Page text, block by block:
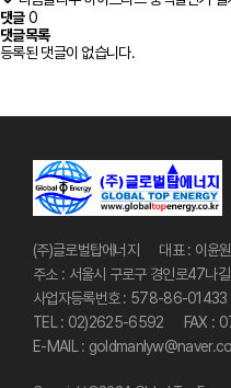
댓글0
댓글목록
등록된 댓글이 없습니다.
사이트 정보
(주)글로벌탑에너지
대표 : 이윤원
주소 : 서울시 구로구 경인로47나
사업자등록번호 : 578-86-01433
TEL : 02)2625-6592
FAX :
E-MAIL :